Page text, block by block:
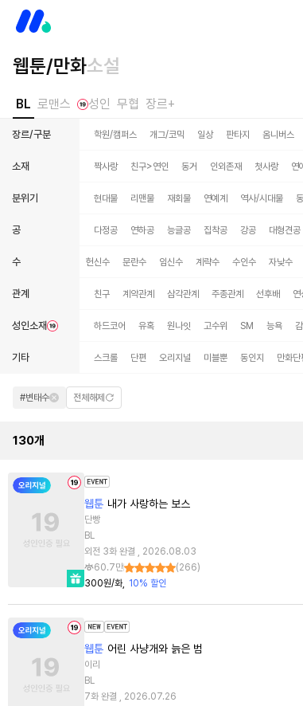
웹툰/만화소설
BL 로맨스 성인 무협 장르+
장르/구분 학원/캠퍼스 개그/코믹 일상 판타지 옴니버스
소재 짝사랑 친구>연인 동거 인외존재 첫사랑 연
분위기 현대물 리맨물 재회물 연예계 역사/시대물
공 다정공 연하공 능글공 집착공 강공 대형견공
수
얼빠수 헌신수 문란수 임신수 계략수 수인수 자낮수
관계 친구 계약관계 삼각관계 주종관계 선후배 연
성인소재 하드코어 유혹 원나잇 고수위 SM 능욕
기타 스크롤 단편 오리지널 미블뿐 동인지 만화단
#변태수 전체해제
130개
웹툰 내가 사랑하는 보스
단빵
BL
외전 3화 완결 , 2026.08.03
60.7만
(266)
300원/화
10% 할인
웹툰 어린 사냥개와 늙은 범
이리
BL
7화 완결 , 2026.07.26